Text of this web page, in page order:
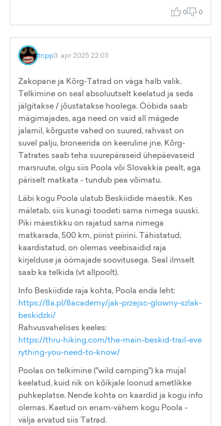
0 0
tripp3. apr 2025 22:03
Zakopane ja Kõrg-Tatrad on väga halb valik.
Telkimine on seal absoluutselt keelatud ja seda
jälgitakse / jõustatakse hoolega. Ööbida saab
mägimajades, aga need on vaid all mägede
jalamil, kõrguste vahed on suured, rahvast on
suvel palju, broneerida on keeruline jne. Kõrg-
Tatrates saab teha suurepäraseid ühepäevaseid
marsruute, olgu siis Poola või Slovakkia pealt, aga
päriselt matkata - tundub pea võimatu.
Läbi kogu Poola ulatub Beskiidide mäestik. Kes
mäletab, siis kunagi toodeti sama nimega suuski.
Piki mäestikku on rajatud sama nimega
matkarada, 500 km, piirist piirini. Tähistatud,
kaardistatud, on olemas veebisaidid raja
kirjelduse ja öömajade soovitusega. Seal ilmselt
saab ka telkida (vt allpoolt).
Info Beskiidide raja kohta, Poola enda leht:
https://8a.pl/8academy/jak-przejsc-glowny-szlak-
beskidzki/
Rahvusvahelises keeles:
https://thru-hiking.com/the-main-beskid-trail-eve
rything-you-need-to-know/
Poolas on telkimine ("wild camping") ka mujal
keelatud, kuid riik on kõikjale loonud ametlikke
puhkeplatse. Nende kohta on kaardid ja kogu info
olemas. Kaetud on enam-vähem kogu Poola -
välja arvatud siis Tatrad.